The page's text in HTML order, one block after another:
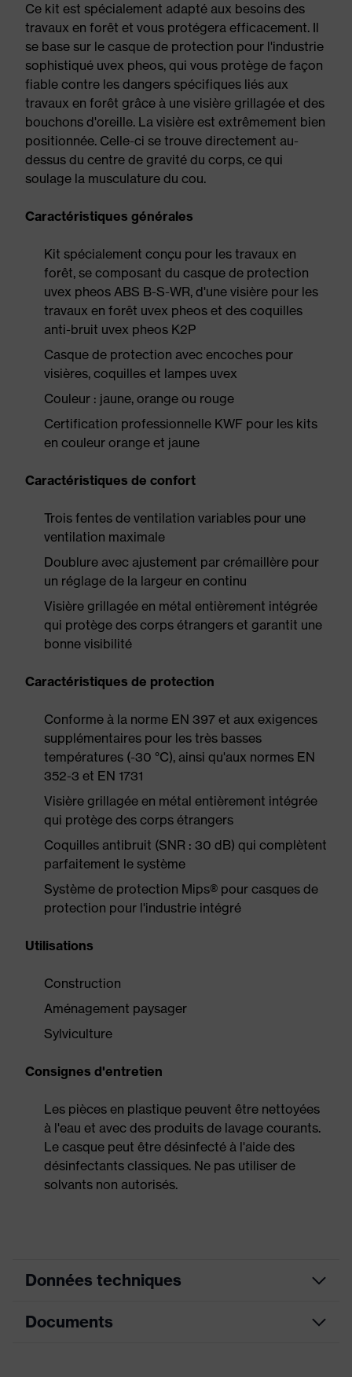
Ce kit est spécialement adapté aux besoins des
travaux en forêt et vous protégera efficacement. Il
se base sur le casque de protection pour l'industrie
sophistiqué uvex pheos, qui vous protège de façon
fiable contre les dangers spécifiques liés aux
travaux en forêt grâce à une visière grillagée et des
bouchons d'oreille. La visière est extrêmement bien
positionnée. Celle-ci se trouve directement au-
dessus du centre de gravité du corps, ce qui
soulage la musculature du cou.
Caractéristiques générales
Kit spécialement conçu pour les travaux en
forêt, se composant du casque de protection
uvex pheos ABS B-S-WR, d'une visière pour les
travaux en forêt uvex pheos et des coquilles
anti-bruit uvex pheos K2P
Casque de protection avec encoches pour
visières, coquilles et lampes uvex
Couleur : jaune, orange ou rouge
Certification professionnelle KWF pour les kits
en couleur orange et jaune
Caractéristiques de confort
Trois fentes de ventilation variables pour une
ventilation maximale
Doublure avec ajustement par crémaillère pour
un réglage de la largeur en continu
Visière grillagée en métal entièrement intégrée
qui protège des corps étrangers et garantit une
bonne visibilité
Caractéristiques de protection
Conforme à la norme EN 397 et aux exigences
supplémentaires pour les très basses
températures (-30 °C), ainsi qu'aux normes EN
352-3 et EN 1731
Visière grillagée en métal entièrement intégrée
qui protège des corps étrangers
Coquilles antibruit (SNR : 30 dB) qui complètent
parfaitement le système
Système de protection Mips® pour casques de
protection pour l'industrie intégré
Utilisations
Construction
Aménagement paysager
Sylviculture
Consignes d'entretien
Les pièces en plastique peuvent être nettoyées
à l'eau et avec des produits de lavage courants.
Le casque peut être désinfecté à l'aide des
désinfectants classiques. Ne pas utiliser de
solvants non autorisés.
Données techniques
couleur de
Documents